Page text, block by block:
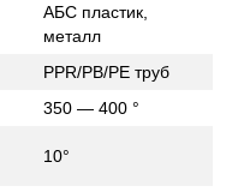
АБС пластик,
металл
PPR/PB/PE труб
350 — 400 °
10°